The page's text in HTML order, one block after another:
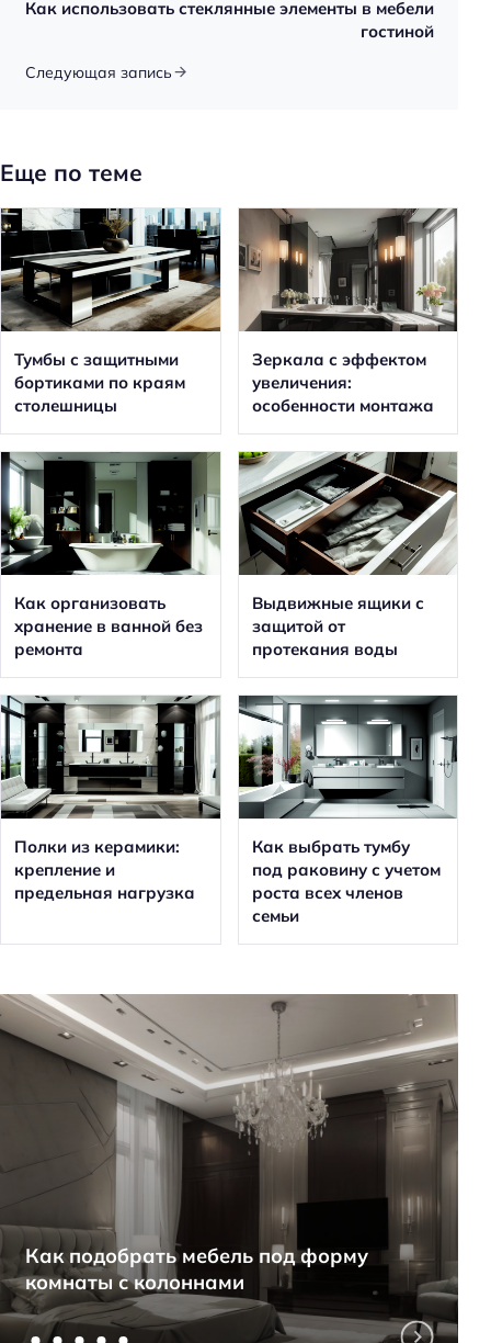
Как использовать стеклянные элементы в мебели
гостиной
Следующая запись
Еще по теме
Тумбы с защитными
бортиками по краям
столешницы
Зеркала с эффектом
увеличения:
особенности монтажа
Как организовать
хранение в ванной без
ремонта
Выдвижные ящики с
защитой от
протекания воды
Полки из керамики:
крепление и
предельная нагрузка
Как выбрать тумбу
под раковину с учетом
роста всех членов
семьи
Как подобрать мебель под форму
комнаты с колоннами